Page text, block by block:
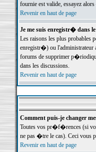
fournie est valide, essayez
Revenir en haut de page
Je me suis enregistr� dans
Les raisons les plus
enregistr�) ou l'administrateur
forums de supprimer
dans les discussions.
Revenir en haut de page
Comment puis-je changer
Toutes vos pr�f�rences (si
ne pas �tre le cas). Ceci vous
Revenir en haut de page